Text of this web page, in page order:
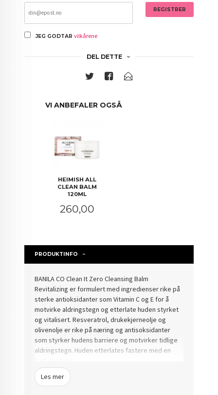
JEG GODTAR vilkårene
REGISTRER
DEL DETTE
VI ANBEFALER OGSÅ
HEIMISH ALL
CLEAN BALM
120ML
Pris
260,00
PRODUKTINFO
BANILA CO Clean It Zero Cleansing Balm
Revitalizing er formulert med ingredienser rike på
sterke antioksidanter som Vitamin C og E for å
motvirke aldringstegn og etterlate huden styrket
og vitalisert. Resveratrol, drukekjerneolje og
olivenolje er rike på næring og antisoksidanter
som styrker hudens barriere og motvirker tidlige
aldringstegn. Huden etterlates fastere med en
Rensebalmen fjerner effektivt solkrem og
Les mer